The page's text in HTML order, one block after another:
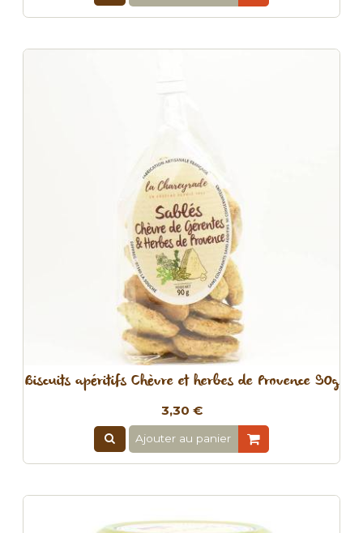
Biscuits apéritifs Chèvre et herbes de Provence 90g
3,30 €
Ajouter au panier